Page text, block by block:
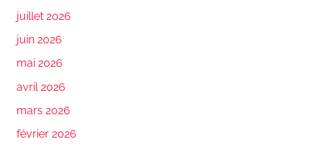
juillet 2026
juin 2026
mai 2026
avril 2026
mars 2026
février 2026